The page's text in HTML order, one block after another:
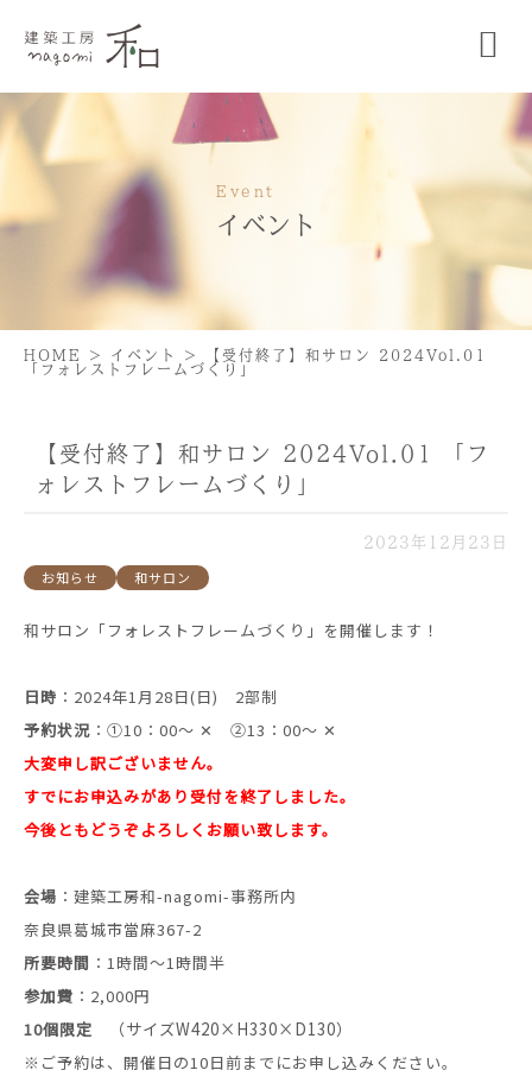
Event
イベント
HOME > イベント >
【受付終了】和サロン 2024Vol.01
「フォレストフレームづくり」
【受付終了】和サロン 2024Vol.01 「フ
ォレストフレームづくり」
2023年12月23日
お知らせ 和サロン
和サロン「フォレストフレームづくり」を開催します！
日時 ：2024年1月28日(日) 2部制
予約状況 ：①10：00～ ✕ ②13：00～ ✕
大変申し訳ございません。
すでにお申込みがあり受付を終了しました。
今後ともどうぞよろしくお願い致します。
会場 ：建築工房和-nagomi-事務所内
奈良県葛城市當麻367-2
所要時間 ：1時間～1時間半
参加費 ：2,000円
10個限定
（サイズW420×H330×D130）
※ご予約は、開催日の10日前までにお申し込みください。